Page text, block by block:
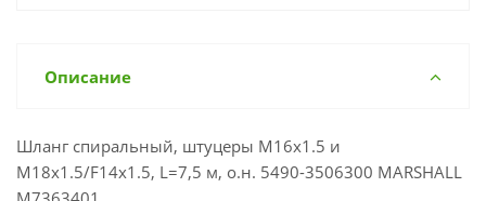
Описание
Шланг спиральный, штуцеры M16x1.5 и
M18x1.5/F14x1.5, L=7,5 м, о.н. 5490-3506300 MARSHALL